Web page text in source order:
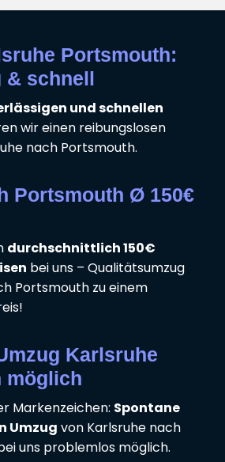
Portsmouth:
& schnell
und schnellen
wir einen reibungslosen
nach Portsmouth.
Portsmouth Ø 150€
durchschnittlich 150€
bei uns – Qualitätsumzug
Portsmouth zu einem
Karlsruhe
möglich
Markenzeichen: Spontane
Umzug von Karlsruhe nach
uns problemlos möglich.